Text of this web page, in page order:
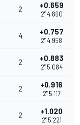
2 +0.659
2'14.860
4 +0.757
2'14.958
2 +0.883
2'15.084
2 +0.916
2'15.117
2 +1.020
2'15.221